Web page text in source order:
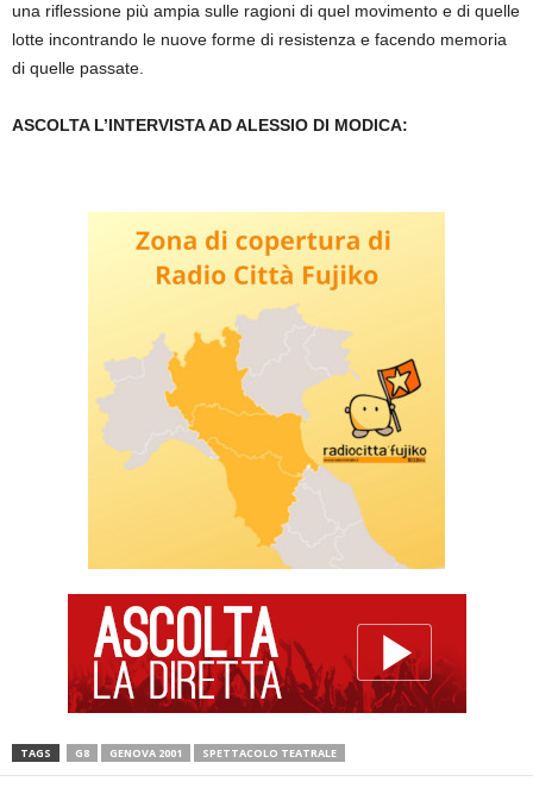
una riflessione più ampia sulle ragioni di quel movimento e di quelle
lotte incontrando le nuove forme di resistenza e facendo memoria
di quelle passate.
ASCOLTA L’INTERVISTA AD ALESSIO DI MODICA:
TAGS G8 GENOVA 2001 SPETTACOLO TEATRALE